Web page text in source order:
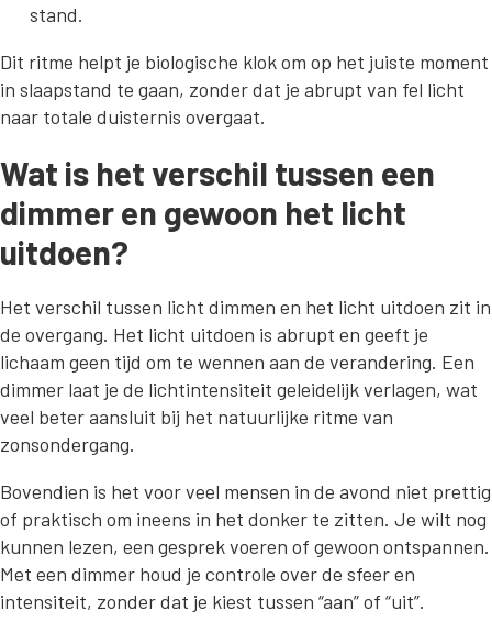
stand.
Dit ritme helpt je biologische klok om op het juiste moment
in slaapstand te gaan, zonder dat je abrupt van fel licht
naar totale duisternis overgaat.
Wat is het verschil tussen een
dimmer en gewoon het licht
uitdoen?
Het verschil tussen licht dimmen en het licht uitdoen zit in
de overgang. Het licht uitdoen is abrupt en geeft je
lichaam geen tijd om te wennen aan de verandering. Een
dimmer laat je de lichtintensiteit geleidelijk verlagen, wat
veel beter aansluit bij het natuurlijke ritme van
zonsondergang.
Bovendien is het voor veel mensen in de avond niet prettig
of praktisch om ineens in het donker te zitten. Je wilt nog
kunnen lezen, een gesprek voeren of gewoon ontspannen.
Met een dimmer houd je controle over de sfeer en
intensiteit, zonder dat je kiest tussen “aan” of “uit”.